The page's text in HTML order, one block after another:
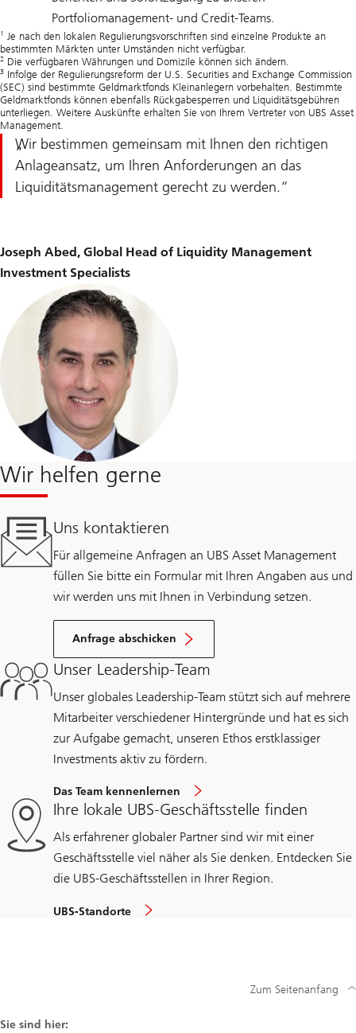
Portfoliomanagement- und Credit-Teams.
1 Je nach den lokalen Regulierungsvorschriften sind einzelne Produkte an
bestimmten Märkten unter Umständen nicht verfügbar.
2 Die verfügbaren Währungen und Domizile können sich ändern.
3 Infolge der Regulierungsreform der U.S. Securities and Exchange Commission
(SEC) sind bestimmte Geldmarktfonds Kleinanlegern vorbehalten. Bestimmte
Geldmarktfonds können ebenfalls Rückgabesperren und Liquiditätsgebühren
unterliegen. Weitere Auskünfte erhalten Sie von Ihrem Vertreter von UBS Asset
Management.
Wir bestimmen gemeinsam mit Ihnen den richtigen
Anlageansatz, um Ihren Anforderungen an das
Liquiditätsmanagement gerecht zu werden.
Joseph Abed, Global Head of Liquidity Management
Investment Specialists
Wir helfen gerne
Uns kontaktieren
Für allgemeine Anfragen an UBS Asset Management
füllen Sie bitte ein Formular mit Ihren Angaben aus und
wir werden uns mit Ihnen in Verbindung setzen.
Anfrage abschicken
Unser Leadership-Team
Unser globales Leadership-Team stützt sich auf mehrere
Mitarbeiter verschiedener Hintergründe und hat es sich
zur Aufgabe gemacht, unseren Ethos erstklassiger
Investments aktiv zu fördern.
Das Team kennenlernen
Ihre lokale UBS-Geschäftsstelle finden
Als erfahrener globaler Partner sind wir mit einer
Geschäftsstelle viel näher als Sie denken. Entdecken Sie
die UBS-Geschäftsstellen in Ihrer Region.
UBS‑Standorte
Sie sind hier:
Zum Seitenanfang